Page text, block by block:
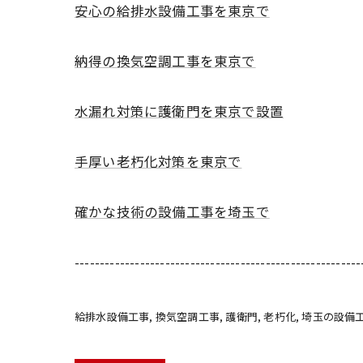
安心の給排水設備工事を東京で
納得の換気空調工事を東京で
水漏れ対策に護衛門を東京で設置
手厚い老朽化対策を東京で
確かな技術の設備工事を埼玉で
給排水設備工事 換気空調工事 護衛門 老朽化 埼玉の設備